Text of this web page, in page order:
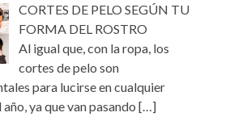
CORTES DE PELO SEGÚN TU
FORMA DEL ROSTRO
Al igual que, con la ropa, los
cortes de pelo son
para lucirse en cualquier
ya que van pasando […]